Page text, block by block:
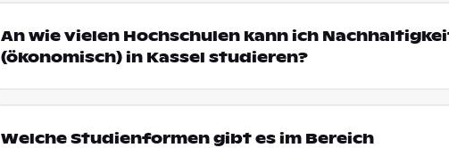
An wie vielen Hochschulen kann ich
(ökonomisch) in Kassel studieren?
Welche Studienformen gibt es im Bereich